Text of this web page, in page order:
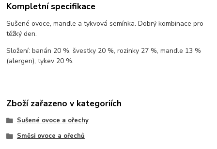
Kompletní specifikace
Sušené ovoce, mandle a tykvová semínka. Dobrý kombinace pro
těžký den.
Složení: banán 20 %, švestky 20 %, rozinky 27 %, mandle 13 %
(alergen), tykev 20 %.
Zboží zařazeno v kategoriích
Sušené ovoce a ořechy
Směsi ovoce a ořechů